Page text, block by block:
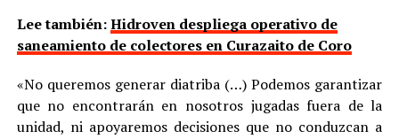
Lee también:Hidroven despliega operativo de
saneamiento de colectores en Curazaito de Coro
«No queremos generar diatriba (…) Podemos garantizar
que no encontrarán en nosotros jugadas fuera de la
unidad, ni apoyaremos decisiones que no conduzcan a